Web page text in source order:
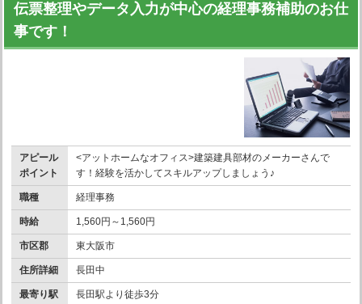
伝票整理やデータ入力が中心の経理事務補助のお仕
事です！
アピール
ポイント
<アットホームなオフィス>建築建具部材のメーカーさんで
す！経験を活かしてスキルアップしましょう♪
職種 経理事務
時給 1,560円～1,560円
市区郡 東大阪市
住所詳細 長田中
最寄り駅 長田駅より徒歩3分